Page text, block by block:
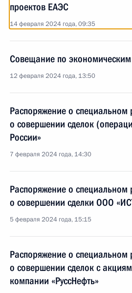
проектов ЕАЭС
14 февраля 2024 года, 09:35
Совещание по
12 февраля 2024 года, 13:50
Распоряжение о специальном
о совершении сделок
России»
7 февраля 2024 года, 14:30
Распоряжение о специальном
о совершении сделки ООО
5 февраля 2024 года, 15:15
Распоряжение о специальном
о совершении сделок с
компании «РуссНефть»